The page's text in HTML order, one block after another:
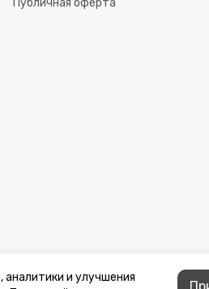
Публичная оферта
и улучшения